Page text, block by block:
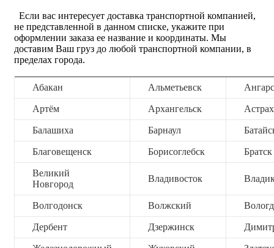
Если вас интересует доставка транспортной компанией,
не представленной в данном списке, укажите при
оформлении заказа ее название и координаты. Мы
доставим Ваш груз до любой транспортной компании, в
пределах города.
Абакан Альметьевск
Артём Архангельск
Балашиха Барнаул
Благовещенск Борисоглебск Братск
Великий
Новгород
Владивосток
Волгодонск Волжский
Дербент Дзержинск